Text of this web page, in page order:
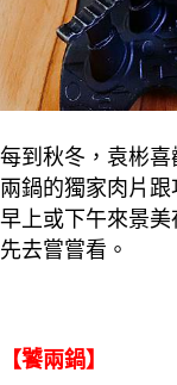
每到秋冬，袁彬
兩鍋的獨家肉片跟
早上或下午來景
先去嘗嘗看。
【饕兩鍋】